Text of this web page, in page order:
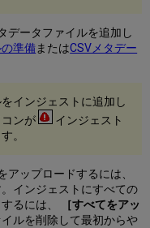
データファイルを追加し
準備またはCSVメタデー
インジェストに追加し
ンが
インジェスト
。
ップロードするには、
インジェストにすべての
るには、
［すべてをアッ
ルを削除して最初からや